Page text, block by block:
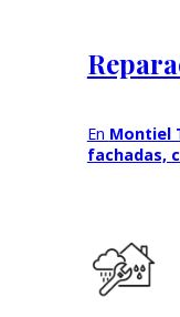
En Montiel
fachadas,